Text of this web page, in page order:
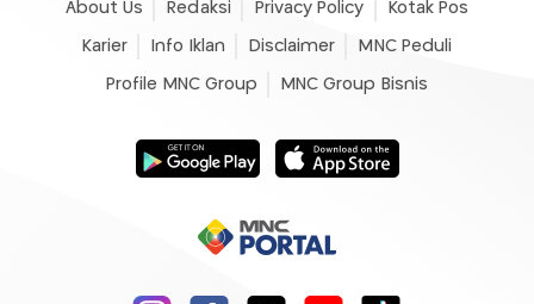
About Us Redaksi Privacy Policy Kotak Pos
Karier Info Iklan Disclaimer MNC Peduli
Profile MNC Group MNC Group Bisnis